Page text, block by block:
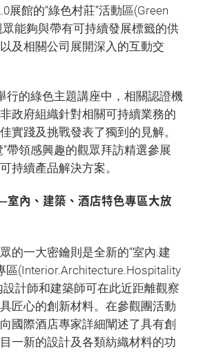
展館的“綠色村莊”活動區(Green
能夠與帶有可持續發展標籤的供
及相關公司展開深入的互動交
行的綠色主題講座中，相關認證機
政府組織針對相關可持續業務的
實踐及挑戰發表了獨到的見解。
”帶領感興趣的觀眾拜訪精選參展
持續產品解決方案。
內、建築、酒店特色專區大放
的一大密鑰則是全新的“室內.建
區(Interior.Architecture.Hospitality
設計師和建築師可在此近距離觀察
匠心的創新材料。在參觀團活動
國際酒店專家詳細闡述了具有創
一新的設計及各類紡織材料的功